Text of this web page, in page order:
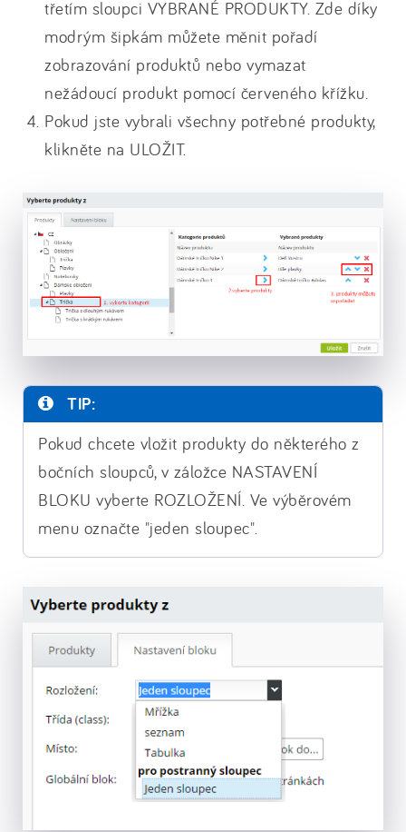
třetím sloupci VYBRANÉ PRODUKTY. Zde díky
modrým šipkám můžete měnit pořadí
zobrazování produktů nebo vymazat
nežádoucí produkt pomocí červeného křížku.
Pokud jste vybrali všechny potřebné produkty,
klikněte na ULOŽIT.
TIP:
Pokud chcete vložit produkty do některého z
bočních sloupců, v záložce NASTAVENÍ
BLOKU vyberte ROZLOŽENÍ. Ve výběrovém
menu označte "jeden sloupec".